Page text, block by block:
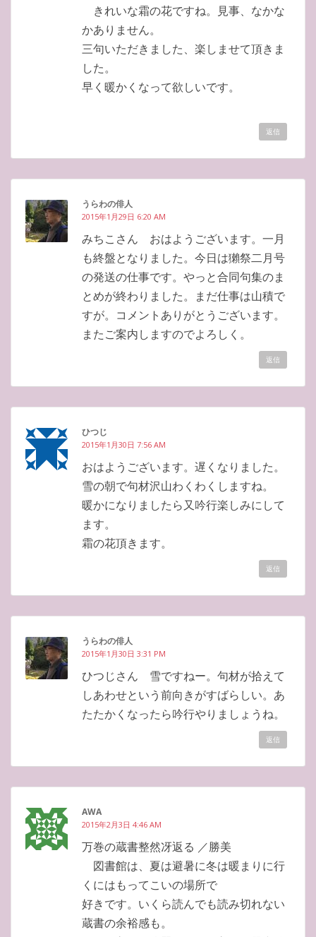
きれいな霜の花ですね。見事、なかな
かありません。
三句いただきました、楽しませて頂きま
した。
早く暖かくなって欲しいです。
返信
うらわの俳人
2015年1月29日 6:20 AM
みちこさん おはようございます。一月
も終盤となりました。今日は獺祭二月号
の発送の仕事です。やっと合同句集のま
とめが終わりました。まだ仕事は山積で
すが。コメントありがとうございます。
またご案内しますのでよろしく。
返信
ひつじ
2015年1月30日 7:56 AM
おはようございます。遅くなりました。
雪の朝で句材沢山わくわくしますね。
暖かになりましたら又吟行楽しみにして
ます。
霜の花頂きます。
返信
うらわの俳人
2015年1月30日 3:31 PM
ひつじさん 雪ですねー。句材が拾えて
しあわせという前向きがすばらしい。あ
たたかくなったら吟行やりましょうね。
返信
AWA
2015年2月3日 4:46 AM
万巻の蔵書整然冴返る ／勝美
図書館は、夏は避暑に冬は暖まりに行
くにはもってこいの場所で
好きです。いくら読んでも読み切れない
蔵書の余裕感も。